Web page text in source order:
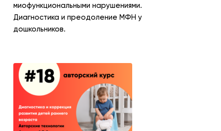
миофункциональными нарушениями.
Диагностика и преодоление МФН у
дошкольников.